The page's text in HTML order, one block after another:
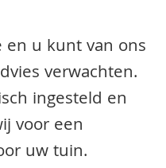
u kunt van ons
verwachten.
ingesteld en
voor een
uw tuin.